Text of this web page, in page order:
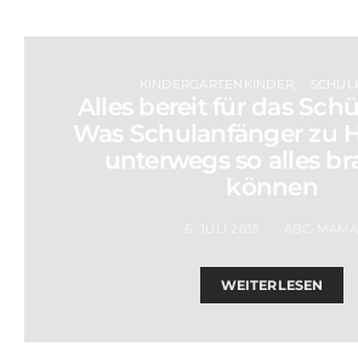
KINDERGARTENKINDER
Alles bereit für das
Was Schulanfänger zu
unterwegs so alles
können
WEITERLESEN